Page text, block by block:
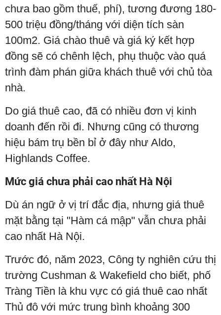
chưa bao gồm thuế, phí), tương đương 180-
500 triệu đồng/tháng với diện tích sàn
100m2. Giá chào thuê và giá ký kết hợp
đồng sẽ có chênh lệch, phụ thuộc vào quá
trình đàm phán giữa khách thuê với chủ tòa
nhà.
Do giá thuê cao, đã có nhiều đơn vị kinh
doanh đến rồi đi. Nhưng cũng có thương
hiệu bám trụ bền bỉ ở đây như Aldo,
Highlands Coffee.
Mức giá chưa phải cao nhất Hà Nội
Dù án ngữ ở vị trí đắc địa, nhưng giá thuê
mặt bằng tại "Hàm cá mập" vẫn chưa phải
cao nhất Hà Nội.
Trước đó, năm 2023, Công ty nghiên cứu thị
trường Cushman & Wakefield cho biết, phố
Tràng Tiền là khu vực có giá thuê cao nhất
Thủ đô với mức trung bình khoảng 300